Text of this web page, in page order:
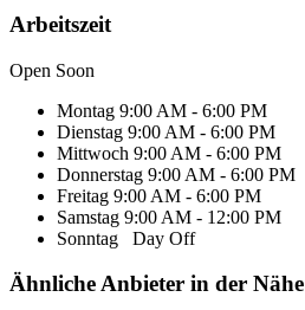
Arbeitszeit
Open Soon
Montag 9:00 AM - 6:00 PM
Dienstag 9:00 AM - 6:00 PM
Mittwoch 9:00 AM - 6:00 PM
Donnerstag 9:00 AM - 6:00 PM
Freitag 9:00 AM - 6:00 PM
Samstag 9:00 AM - 12:00 PM
Sonntag Day Off
Ähnliche Anbieter in der Nähe